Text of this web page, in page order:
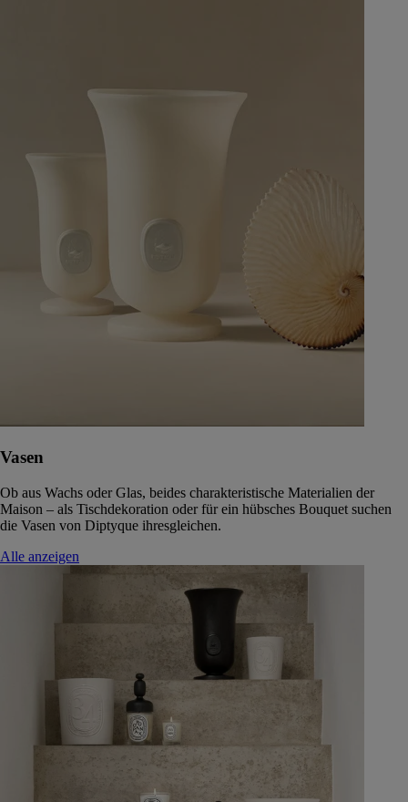
Vasen
Ob aus Wachs oder Glas, beides charakteristische Materialien der
Maison – als Tischdekoration oder für ein hübsches Bouquet suchen
die Vasen von Diptyque ihresgleichen.
Alle anzeigen